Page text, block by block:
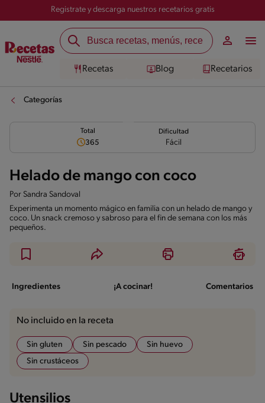
Registrate y descarga nuestros recetarios gratis
Recetas Blog Recetarios
Categorías
Total
365
Dificultad
Fácil
Helado de mango con coco
Por Sandra Sandoval
Experimenta un momento mágico en familia con un helado de mango y
coco. Un snack cremoso y sabroso para el fin de semana con los más
pequeños.
Ingredientes ¡A cocinar! Comentarios
No incluido en la receta
Sin gluten Sin pescado
Sin huevo
Sin crustáceos
Utensilios